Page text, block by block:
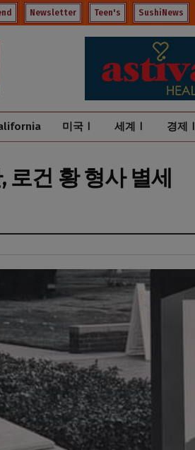
Newsletter Teen's SushiNews
미국Ⅰ 세계Ⅰ 경제Ⅰ
로건 황 형사 별세